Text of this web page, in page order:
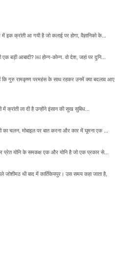
क्रांती आ गयी है जो कलाई पर होगा, वैज्ञानिको के...
बड़ी आबादी? ￼ होन्ग-कोन्ग. वो देश, जहां पर दुनि...
कि गुरु रामकृष्ण परमहंस के साथ रहकर उनमें क्या बदलाव आए
में क्रांती ला दी है उन्होंने इंसान की सुख सुबिध...
का चलन, मोबाइल पर बात करना और कार में घूमना एक ...
प्रेत योनि के समकक्ष एक और योनि है जो एक प्रकार से...
जोशीमठ थी बाद में कार्तिकेयपुर। उस समय कहा जाता है,